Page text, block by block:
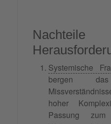
Systemische
bergen
hoher
Passung